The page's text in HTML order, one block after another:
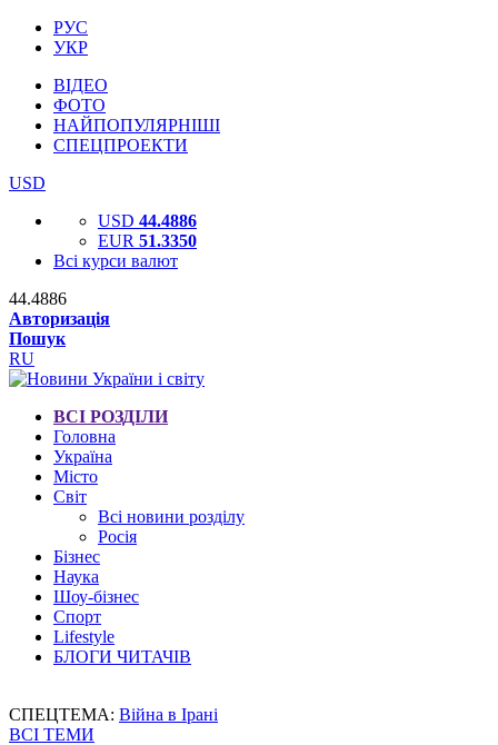
РУС
УКР
ВІДЕО
ФОТО
НАЙПОПУЛЯРНІШІ
СПЕЦПРОЕКТИ
USD
USD 44.4886
EUR 51.3350
Всі курси валют
44.4886
Авторизація
Пошук
RU
ВСІ РОЗДІЛИ
Головна
Україна
Місто
Світ
Всі новини розділу
Росія
Бізнес
Наука
Шоу-бізнес
Спорт
Lifestyle
БЛОГИ ЧИТАЧІВ
СПЕЦТЕМА: Війна в Ірані
ВСІ ТЕМИ